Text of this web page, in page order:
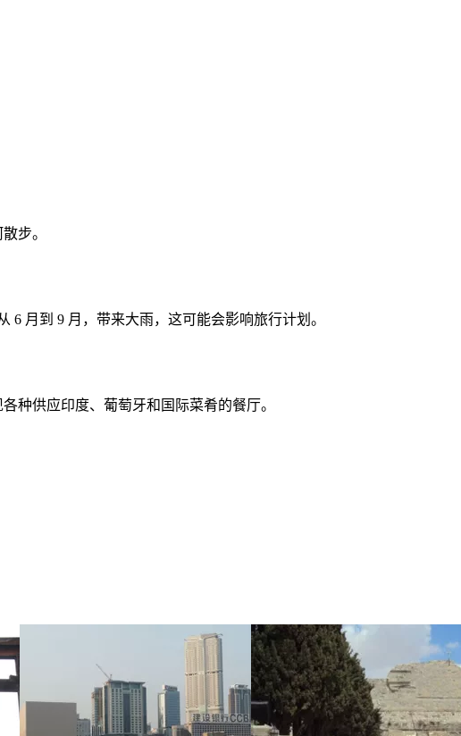
步。
月到 9 月，带来大雨，这可能会影响旅行计划。
种供应印度、葡萄牙和国际菜肴的餐厅。